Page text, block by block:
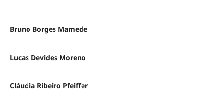
Bruno Borges Mamede
Lucas Devides Moreno
Cláudia Ribeiro Pfeiffer